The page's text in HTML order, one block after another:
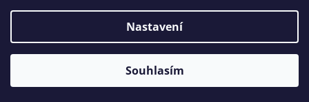
Nastavení
Souhlasím
Copyright 2026IntimniNakupy.cz. Všechna práva
vyhrazena.